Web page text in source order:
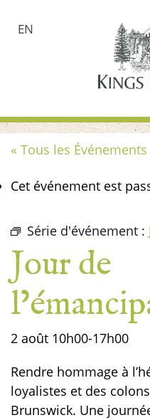
EN
« Tous les Événements
Cet événement est
Série d'événement :
Jour de
2 août 10h00-17h00
Rendre hommage à
loyalistes et des
Brunswick. Une